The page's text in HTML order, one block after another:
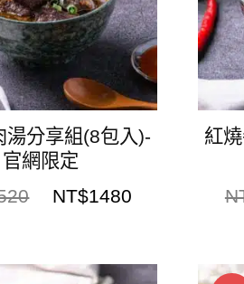
湯分享組(8包入)-
官網限定
NT$1480
紅